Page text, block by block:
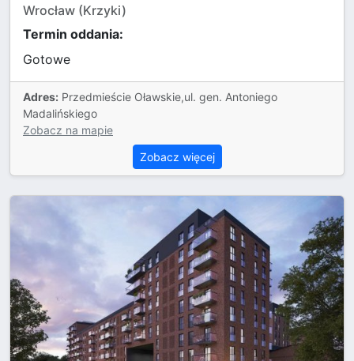
Wrocław (Krzyki)
Termin oddania:
Gotowe
Adres: Przedmieście Oławskie,ul. gen. Antoniego
Madalińskiego
Zobacz na mapie
Zobacz więcej